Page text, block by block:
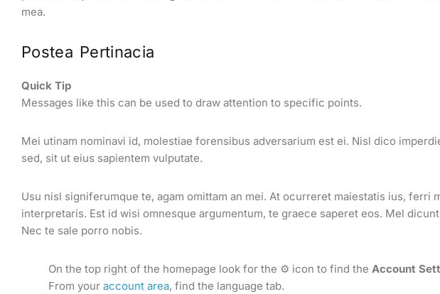
mea.
Postea Pertinacia
Quick Tip
Messages like this can be used to draw attention to specific points.
Mei utinam nominavi id, molestiae forensibus adversarium est ei. Nisl dico
sed, sit ut eius sapientem vulputate.
Usu nisl signiferumque te, agam omittam an mei. At ocurreret maiestatis ius, ferri
interpretaris. Est id wisi omnesque argumentum, te graece saperet eos. Mel
Nec te sale porro nobis.
On the top right of the homepage look for the ⚙️ icon to find the Account
From your account area, find the language tab.